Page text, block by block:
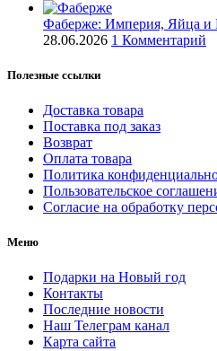
Фаберже: Империя, Яйца и
28.06.2026 1 Комментарий
Полезные ссылки
Доставка товара
Поставка под заказ
Возврат
Оплата товара
Политика
Пользовательское
Согласие на обработку
Меню
Подарки на Новый год
Контакты
Последние новости
Наш Телеграм канал
Карта сайта